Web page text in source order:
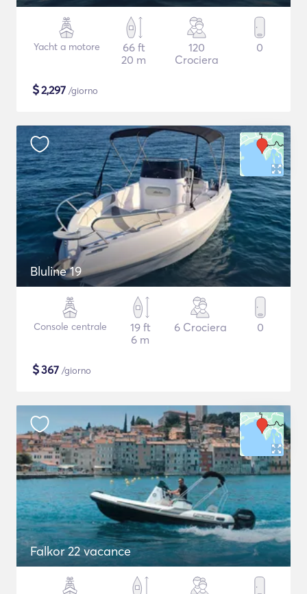
Yacht a motore
66 ft
20 m
120
Crociera
0
$2,297 /giorno
Bluline 19
Console centrale
19 ft
6 m
6 Crociera 0
$367 /giorno
Falkor 22 vacance